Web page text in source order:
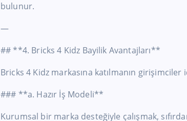
bulunur.
—
## **4. Bricks 4 Kidz Bayilik Avantajları**
Bricks 4 Kidz markasına katılmanın girişimciler
### **a. Hazır İş Modeli**
Kurumsal bir marka desteğiyle çalışmak,